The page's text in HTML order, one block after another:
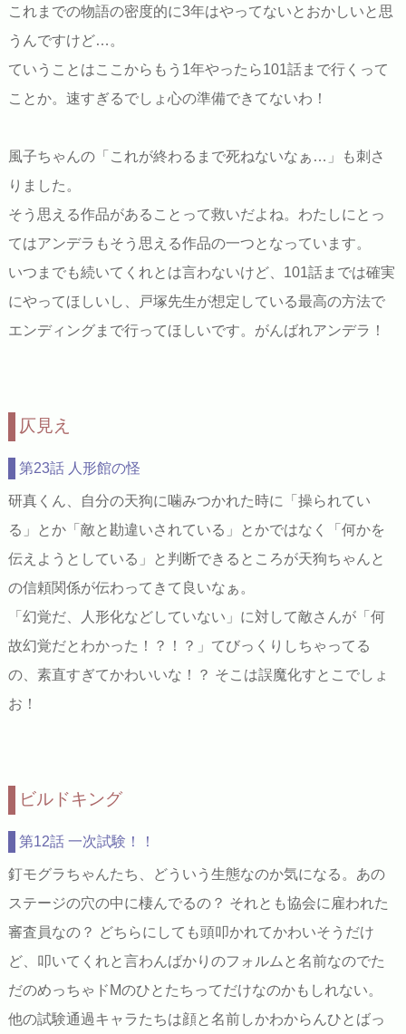
これまでの物語の密度的に3年はやってないとおかしいと思
うんですけど…。
ていうことはここからもう1年やったら101話まで行くって
ことか。速すぎるでしょ心の準備できてないわ！
風子ちゃんの「これが終わるまで死ねないなぁ…」も刺さ
りました。
そう思える作品があることって救いだよね。わたしにとっ
てはアンデラもそう思える作品の一つとなっています。
いつまでも続いてくれとは言わないけど、101話までは確実
にやってほしいし、戸塚先生が想定している最高の方法で
エンディングまで行ってほしいです。がんばれアンデラ！
仄見え
第23話 人形館の怪
研真くん、自分の天狗に噛みつかれた時に「操られてい
る」とか「敵と勘違いされている」とかではなく「何かを
伝えようとしている」と判断できるところが天狗ちゃんと
の信頼関係が伝わってきて良いなぁ。
「幻覚だ、人形化などしていない」に対して敵さんが「何
故幻覚だとわかった！？！？」てびっくりしちゃってる
の、素直すぎてかわいいな！？ そこは誤魔化すとこでしょ
お！
ビルドキング
第12話 一次試験！！
釘モグラちゃんたち、どういう生態なのか気になる。あの
ステージの穴の中に棲んでるの？ それとも協会に雇われた
審査員なの？ どちらにしても頭叩かれてかわいそうだけ
ど、叩いてくれと言わんばかりのフォルムと名前なのでた
だのめっちゃドMのひとたちってだけなのかもしれない。
他の試験通過キャラたちは顔と名前しかわからんひとばっ